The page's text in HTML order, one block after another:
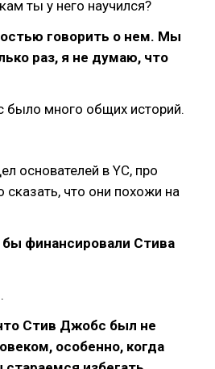
ты у него научился?
говорить о нем. Мы
раз, я не думаю, что
было много общих историй.
основателей в YC, про
что они похожи на
финансировали Стива
Стив Джобс был не
особенно, когда